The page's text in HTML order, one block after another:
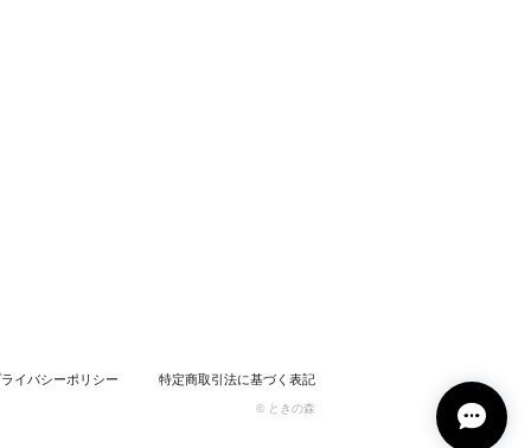
ライバシーポリシー 特定商取引法に基づく表記
© ときの森